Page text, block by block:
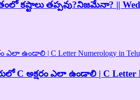
కష్టాలు తప్పవు?నిజమేనా? ||
C అక్షరం ఎలా ఉండాలి | C Letter